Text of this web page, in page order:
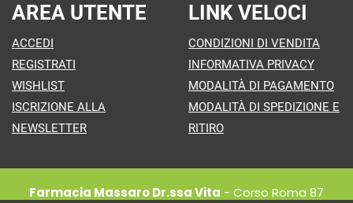
AREA UTENTE
ACCEDI
REGISTRATI
WISHLIST
ISCRIZIONE ALLA
NEWSLETTER
LINK VELOCI
CONDIZIONI DI VENDITA
INFORMATIVA PRIVACY
MODALITÀ DI PAGAMENTO
MODALITÀ DI SPEDIZIONE E
RITIRO
Farmacia Massaro Dr.ssa Vita - Corso Roma 87